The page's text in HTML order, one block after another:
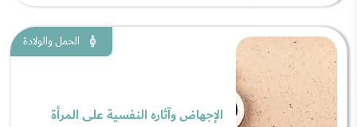
الحمل والولادة
الإجهاض وآثاره النفسية على المرأة